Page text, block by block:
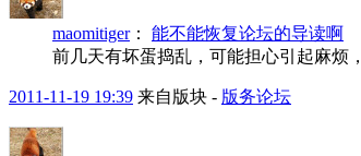
maomitiger： 能不能恢复论坛的导读啊
前几天有坏蛋捣乱，可能担心引起麻烦
2011-11-19 19:39 来自版块 - 版务论坛